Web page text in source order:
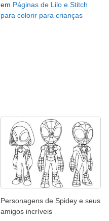
em Páginas de Lilo e Stitch
para colorir para crianças
Personagens de Spidey e seus
amigos incríveis